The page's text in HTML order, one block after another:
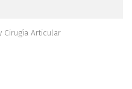
Cirugía Articular